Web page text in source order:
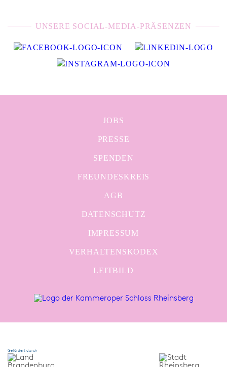
UNSERE SOCIAL-MEDIA-PRÄSENZEN
JOBS
PRESSE
SPENDEN
FREUNDESKREIS
AGB
DATENSCHUTZ
IMPRESSUM
VERHALTENSKODEX
LEITBILD
Gefördert durch